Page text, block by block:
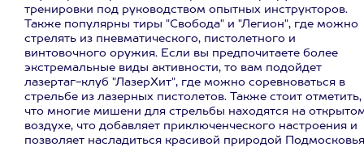
тренировки под руководством опытных инструкторов.
Также популярны тиры "Свобода" и "Легион", где можно
стрелять из пневматического, пистолетного и
винтовочного оружия. Если вы предпочитаете более
экстремальные виды активности, то вам подойдет
лазертаг-клуб "ЛазерХит", где можно соревноваться в
стрельбе из лазерных пистолетов. Также стоит отметить,
что многие мишени для стрельбы находятся на
воздухе, что добавляет приключенческого настроения и
позволяет насладиться красивой природой